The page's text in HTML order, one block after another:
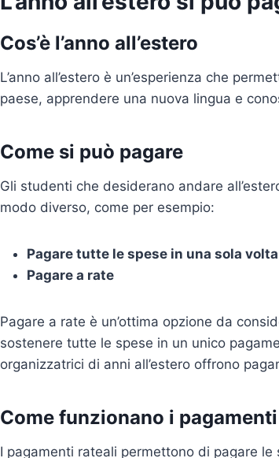
Cos’è l’anno all’estero
L’anno all’estero è un’esperienza che
paese, apprendere una nuova lingua e
Come si può pagare
Gli studenti che desiderano andare
modo diverso, come per esempio:
Pagare tutte le spese in una sola volta
Pagare a rate
Pagare a rate è un’ottima opzione da
sostenere tutte le spese in un unico
organizzatrici di anni all’estero offrono
Come funzionano i
I pagamenti rateali permettono di pagare